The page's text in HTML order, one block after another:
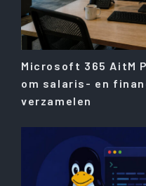
Microsoft 365 AitM
om salaris- en
verzamelen